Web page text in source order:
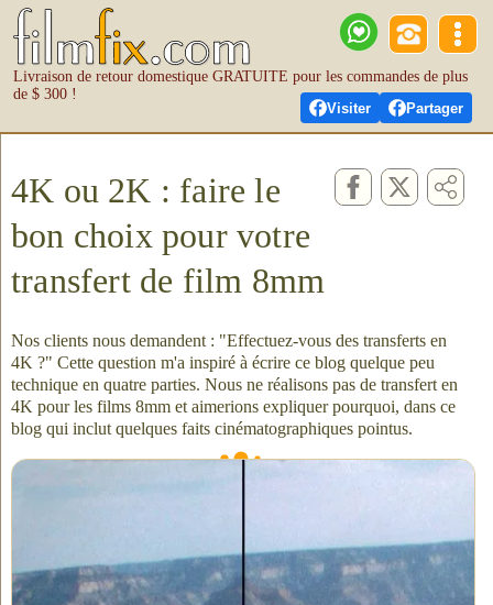
Visiter Partager
Livraison de retour domestique GRATUITE pour les commandes de plus
de $ 300 !
4K ou 2K : faire le
bon choix pour votre
transfert de film 8mm
Nos clients nous demandent : "Effectuez-vous des transferts en
4K ?" Cette question m'a inspiré à écrire ce blog quelque peu
technique en quatre parties. Nous ne réalisons pas de transfert en
4K pour les films 8mm et aimerions expliquer pourquoi, dans ce
blog qui inclut quelques faits cinématographiques pointus.
À gauche, un transfert 4K - et à droite, un 2K. Voyez-vous une
Le film 8mm ne peut contenir qu'une certaine quantité de détails.
Donc, passer en 4K pour un original en film 8mm ne va pas